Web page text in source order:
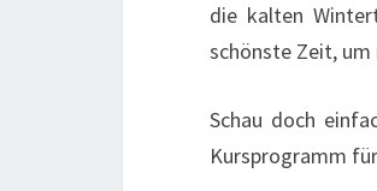
die kalten
schönste Zeit, um
Schau doch
Kursprogramm